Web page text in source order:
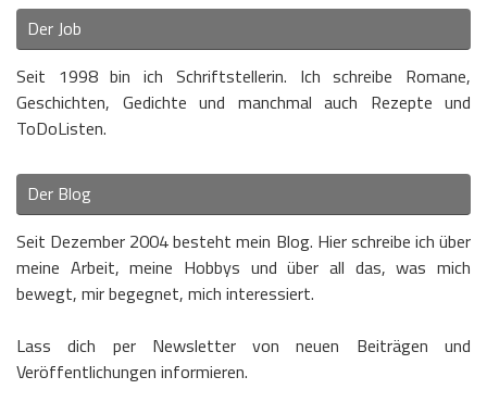
Der Job
Seit 1998 bin ich Schriftstellerin. Ich schreibe Romane,
Geschichten, Gedichte und manchmal auch Rezepte und
ToDoListen.
Der Blog
Seit Dezember 2004 besteht mein Blog. Hier schreibe ich über
meine Arbeit, meine Hobbys und über all das, was mich
bewegt, mir begegnet, mich interessiert.
Lass dich per Newsletter von neuen Beiträgen und
Veröffentlichungen informieren.